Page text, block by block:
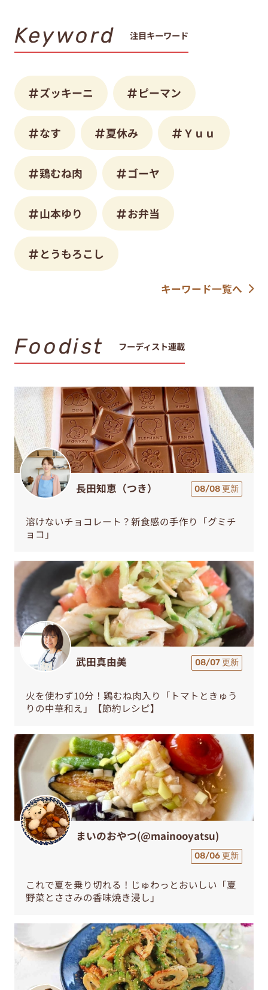
Keyword 注目キーワード
ズッキーニ ピーマン
なす 夏休み Ｙｕｕ
鶏むね肉 ゴーヤ
山本ゆり お弁当
とうもろこし
キーワード一覧へ
Foodist フーディスト連載
長田知恵（つき） 08/08 更新
溶けないチョコレート？新食感の手作り「グミチ
ョコ」
武田真由美 08/07 更新
火を使わず10分！鶏むね肉入り「トマトときゅう
りの中華和え」【節約レシピ】
まいのおやつ(@mainooyatsu)
08/06 更新
これで夏を乗り切れる！じゅわっとおいしい「夏
野菜とささみの香味焼き浸し」